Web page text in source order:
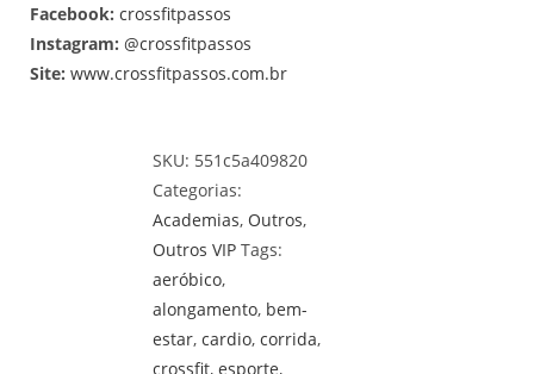
Facebook: crossfitpassos
Instagram: @crossfitpassos
Site: www.crossfitpassos.com.br
SKU: 551c5a409820
Categorias:
Academias, Outros,
Outros VIP Tags:
aeróbico,
alongamento, bem-
estar, cardio, corrida,
crossfit, esporte,